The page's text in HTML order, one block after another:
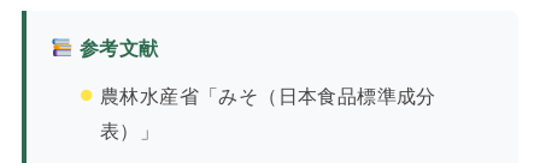
参考文献
農林水産省「みそ（日本食品標準成分
表）」